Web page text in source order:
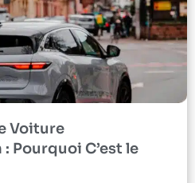
Voiture
Pourquoi C’est le